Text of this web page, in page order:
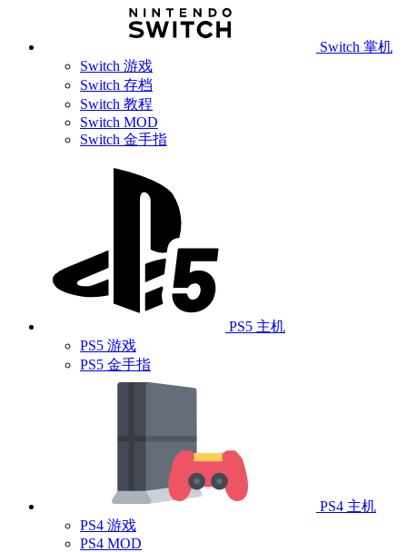
Switch 掌机
Switch 游戏
Switch 存档
Switch 教程
Switch MOD
Switch 金手指
PS5 主机
PS5 游戏
PS5 金手指
PS4 主机
PS4 游戏
PS4 MOD